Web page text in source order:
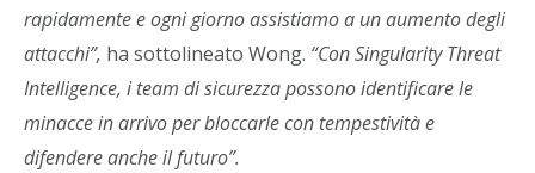
rapidamente e ogni giorno assistiamo a un aumento degli
attacchi”, ha sottolineato Wong. “Con Singularity Threat
Intelligence, i team di sicurezza possono identificare le
minacce in arrivo per bloccarle con tempestività e
difendere anche il futuro”.